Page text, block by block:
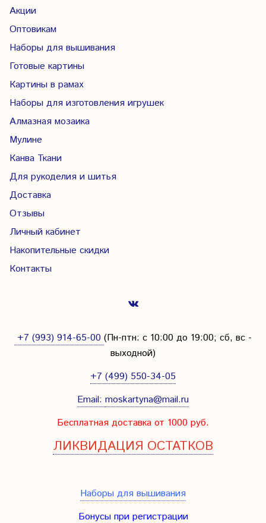
Акции
Оптовикам
Наборы для вышивания
Готовые картины
Картины в рамах
Наборы для изготовления игрушек
Алмазная мозаика
Мулине
Канва Ткани
Для рукоделия и шитья
Доставка
Отзывы
Личный кабинет
Накопительные скидки
Контакты
+7 (993) 914-65-00 (Пн-птн: с 10:00 до 19:00; сб, вс -
выходной)
+7 (499) 550-34-05
Email: moskartyna@mail.ru
Бесплатная доставка от 1000 руб.
ЛИКВИДАЦИЯ ОСТАТКОВ
Наборы для вышивания
Бонусы при регистрации